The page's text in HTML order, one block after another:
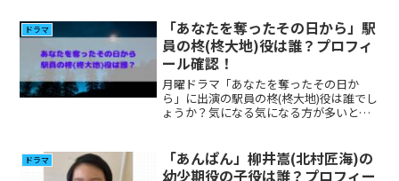
ドラマ
「あなたを奪ったその日から」駅
員の柊(柊大地)役は誰？プロフィ
ール確認！
月曜ドラマ「あなたを奪ったその日か
ら」に出演の駅員の柊(柊大地)役は誰でし
ょうか？気になる気になる方が多いと思
ドラマ
「あんぱん」柳井嵩(北村匠海)の
幼少期役の子役は誰？プロフィー